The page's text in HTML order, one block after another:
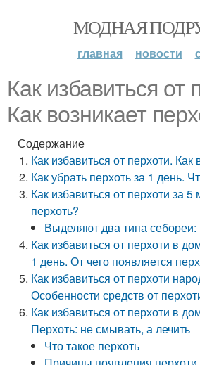
МОДНАЯ
главная новости
Как избавиться от
Как возникает
Содержание
Как избавиться от перхоти. Как
Как убрать перхоть за 1 день.
Как избавиться от перхоти за 5
перхоть?
Выделяют два типа себореи:
Как избавиться от перхоти в
1 день. От чего появляется
Как избавиться от перхоти
Особенности средств от
Как избавиться от перхоти в
Перхоть: не смывать, а лечить
Что такое перхоть